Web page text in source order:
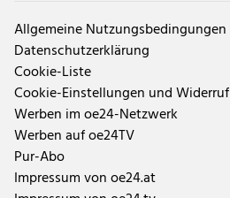
Allgemeine Nutzungsbedingungen
Datenschutzerklärung
Cookie-Liste
Cookie-Einstellungen und Widerruf
Werben im oe24-Netzwerk
Werben auf oe24TV
Pur-Abo
Impressum von oe24.at